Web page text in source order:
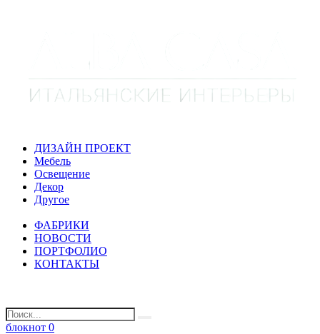
ДИЗАЙН ПРОЕКТ
Мебель
Освещение
Декор
Другое
ФАБРИКИ
НОВОСТИ
ПОРТФОЛИО
КОНТАКТЫ
блокнот 0